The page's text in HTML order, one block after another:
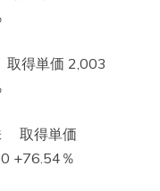
取得単価 2,003
取得単価
+76.54％